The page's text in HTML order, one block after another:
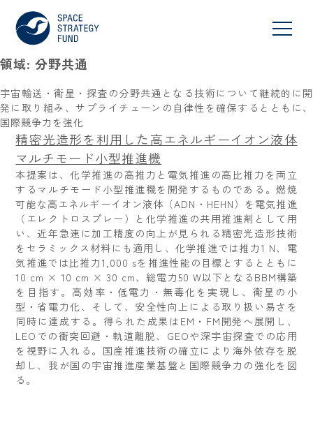
領域: 分野共通
宇宙輸送・衛星・探査の分野共通となる技術について継続的に開
発に取り組み、サプライチェーンの自律性を確保するとともに、
国際競争力を強化
精密光造形を利用した高エネルギーイオン液体
マルチモード小型推進機
本提案は、化学推進の高推力と電気推進の高比推力を両立
するマルチモード小型推進機を開発するものである。燃焼
可能な高エネルギーイオン液体（ADN・HEHN）を電気推進
（エレクトロスプレー）と化学推進の共用推進剤として用
い、近年急速に加工精度の向上が見られる精密光造形技術
をセラミックス材料にも適用し、化学推進では推力1 N、電
気推進では比推力1,000 sを推進性能の目標とするとともに
10 cm × 10 cm × 30 cm、総電力50 W以下となるBBM構築
を目指す。高効率・低電力・無毒化を実現し、衛星の小
型・省電力化、そして、安全性向上による取り扱い易さを
同時に達成する。得られた成果はEM・FM開発へ展開し、
LEOでの衝突回避・軌道離脱、GEOや深宇宙探査での応用
を視野に入れる。国産推進技術の確立により海外依存を脱
却し、我が国の宇宙推進産業基盤と国際競争力の強化を図
る。